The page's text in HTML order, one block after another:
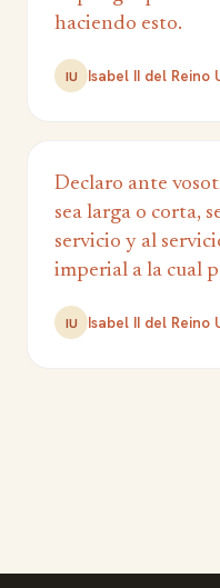
haciendo esto.
IU Isabel II del Reino
Declaro ante
sea larga o corta,
servicio y al
imperial a la cual
IU Isabel II del Reino